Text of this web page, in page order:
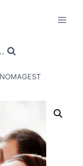
NOMAGEST